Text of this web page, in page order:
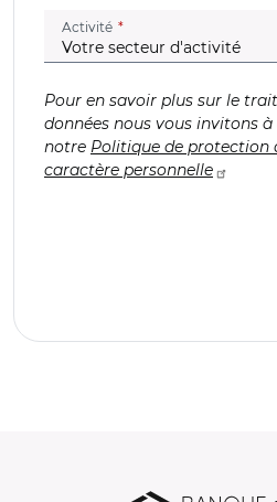
Activité (champ obligatoire)
Pour en savoir plus sur le
données nous vous invitons
notre Politique de protection
caractère personnelle